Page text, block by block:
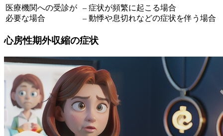
医療機関への受診が
必要な場合
– 症状が頻繁に起こる場合
– 動悸や息切れなどの症状を伴う場合
心房性期外収縮の症状